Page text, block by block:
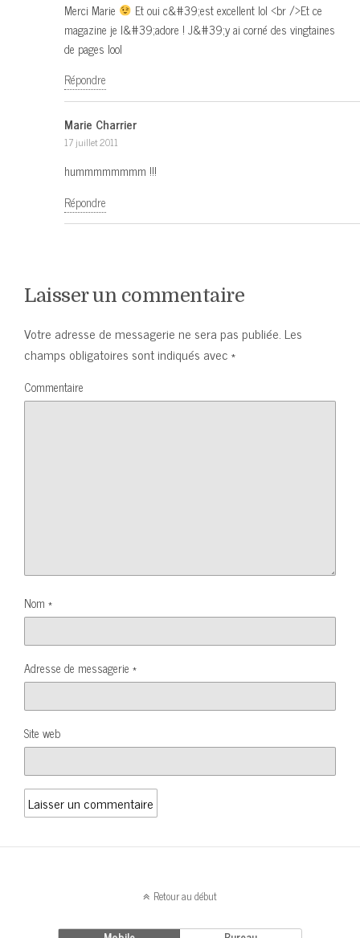
Merci Marie
Et oui c&#39;est excellent lol <br />Et ce
magazine je l&#39;adore ! J&#39;y ai corné des vingtaines
de pages lool
Répondre
Marie Charrier
17 juillet 2011
hummmmmmmm !!!
Répondre
Laisser un commentaire
Votre adresse de messagerie ne sera pas publiée. Les
champs obligatoires sont indiqués avec*
Commentaire
Nom *
Adresse de messagerie *
Site web
Retour au début